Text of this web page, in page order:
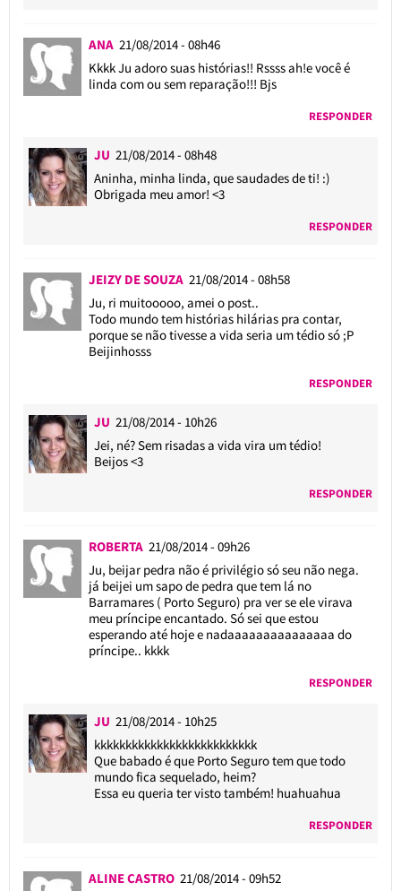
ANA 21/08/2014 - 08h46
Kkkk Ju adoro suas histórias!! Rssss ah!e você é
linda com ou sem reparação!!! Bjs
RESPONDER
JU 21/08/2014 - 08h48
Aninha, minha linda, que saudades de ti! :)
Obrigada meu amor! <3
RESPONDER
JEIZY DE SOUZA 21/08/2014 - 08h58
Ju, ri muitooooo, amei o post..
Todo mundo tem histórias hilárias pra contar,
porque se não tivesse a vida seria um tédio só ;P
Beijinhosss
RESPONDER
JU 21/08/2014 - 10h26
Jei, né? Sem risadas a vida vira um tédio!
Beijos <3
RESPONDER
ROBERTA 21/08/2014 - 09h26
Ju, beijar pedra não é privilégio só seu não nega.
já beijei um sapo de pedra que tem lá no
Barramares ( Porto Seguro) pra ver se ele virava
meu príncipe encantado. Só sei que estou
esperando até hoje e nadaaaaaaaaaaaaaaa do
príncipe.. kkkk
RESPONDER
JU 21/08/2014 - 10h25
kkkkkkkkkkkkkkkkkkkkkkkkkk
Que babado é que Porto Seguro tem que todo
mundo fica sequelado, heim?
Essa eu queria ter visto também! huahuahua
RESPONDER
ALINE CASTRO 21/08/2014 - 09h52